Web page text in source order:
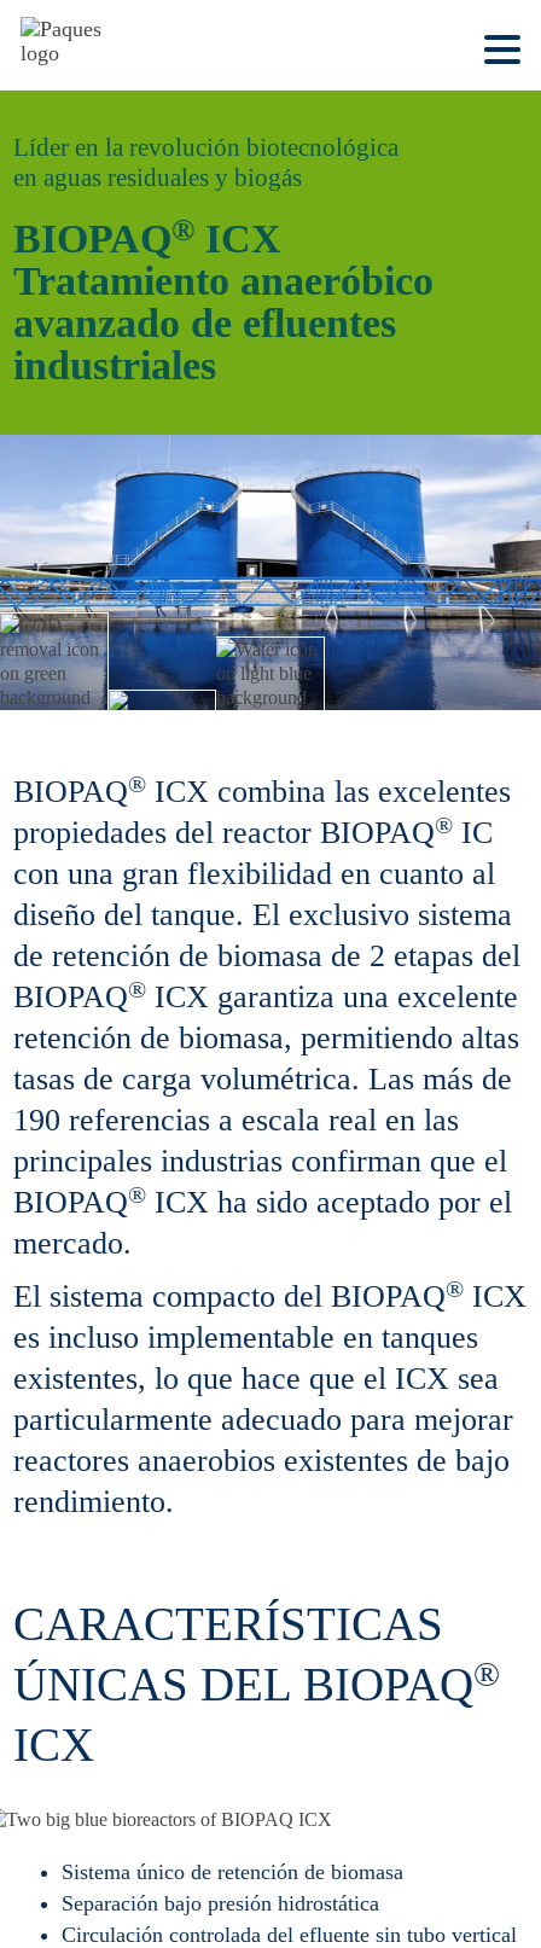
Líder en la revolución biotecnológica
en aguas residuales y biogás
BIOPAQ® ICX
Tratamiento anaeróbico
avanzado de efluentes
industriales
BIOPAQ® ICX combina las excelentes
propiedades del reactor BIOPAQ® IC
con una gran flexibilidad en cuanto al
diseño del tanque. El exclusivo sistema
de retención de biomasa de 2 etapas del
BIOPAQ® ICX garantiza una excelente
retención de biomasa, permitiendo altas
tasas de carga volumétrica. Las más de
190 referencias a escala real en las
principales industrias confirman que el
BIOPAQ® ICX ha sido aceptado por el
mercado.
El sistema compacto del BIOPAQ® ICX
es incluso implementable en tanques
existentes, lo que hace que el ICX sea
particularmente adecuado para mejorar
reactores anaerobios existentes de bajo
rendimiento.
CARACTERÍSTICAS
ÚNICAS DEL BIOPAQ®
ICX
Sistema único de retención de biomasa
Separación bajo presión hidrostática
Circulación controlada del efluente sin tubo vertical